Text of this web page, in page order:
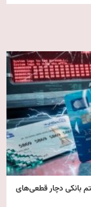
بانکی دچار قطعی‌های